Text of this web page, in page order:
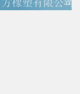
联系我们